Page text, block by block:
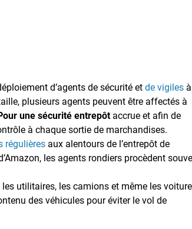
d’agents de sécurité etde vigiles à
plusieurs agents peuvent être affectés à
une sécurité entrepôtaccrue et afin de
à chaque sortie de marchandises.
régulières aux alentours de l’entrepôt de
les agents rondiers procèdent
utilitaires, les camions et même les
des véhicules pour éviter le vol de